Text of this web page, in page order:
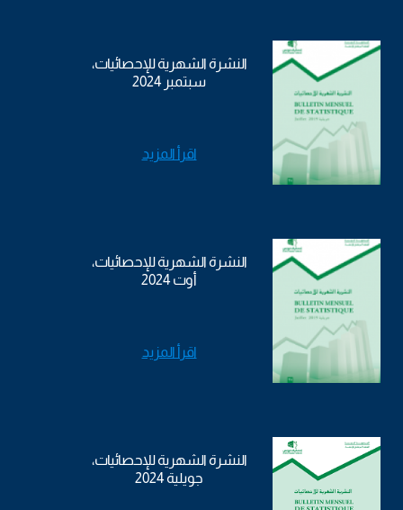
النشرة الشهرية للإحصائيات،
سبتمبر 2024
اقرأ المزيد
النشرة الشهرية للإحصائيات،
أوت 2024
اقرأ المزيد
النشرة الشهرية للإحصائيات،
جويلية 2024